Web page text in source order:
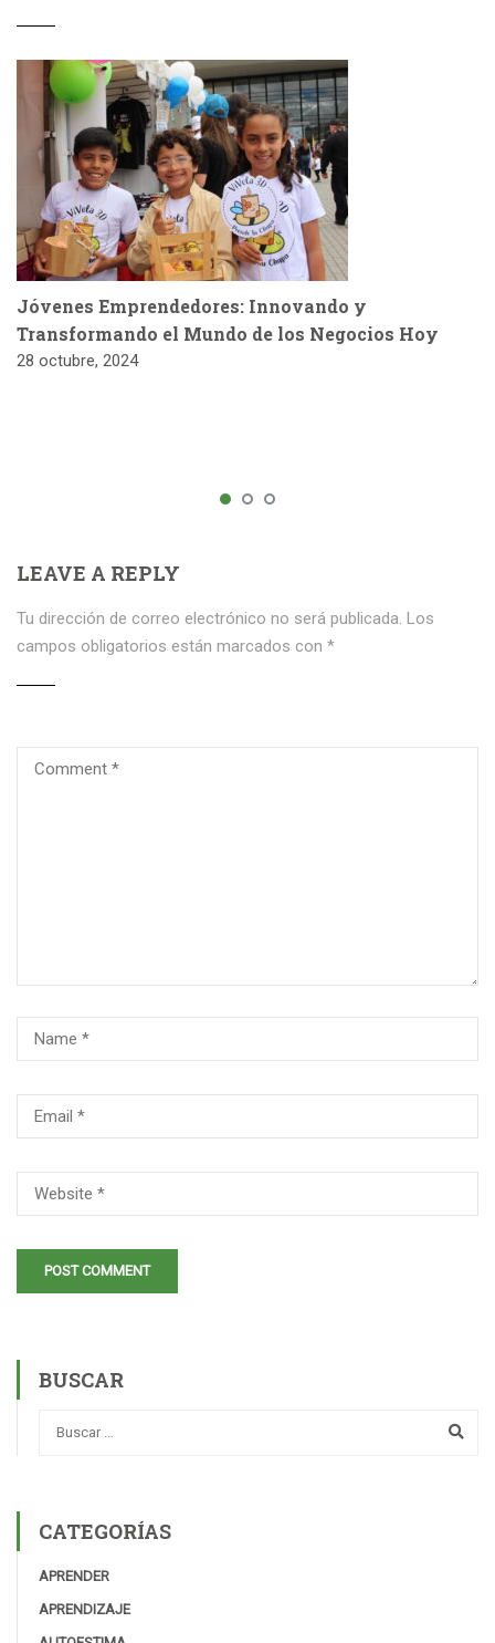
Jóvenes Emprendedores: Innovando y
Transformando el Mundo de los Negocios Hoy
28 octubre, 2024
LEAVE A REPLY
Tu dirección de correo electrónico no será publicada. Los
campos obligatorios están marcados con *
BUSCAR
CATEGORÍAS
APRENDER
APRENDIZAJE